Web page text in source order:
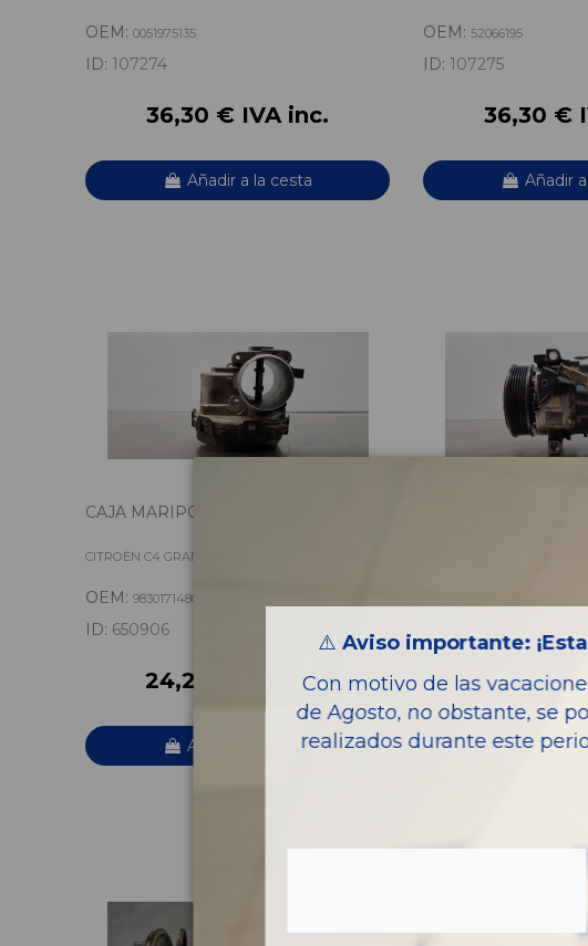
OEM: 0051975135
ID: 107274
36,30 € IVA inc.
Añadir a la cesta
OEM: 52066195
ID: 107275
36,30 €
Añadir
CAJA MARIPOSA 9830171480
CITROËN C4 GRAND PICASSO FEEL
OEM: 9830171480
ID: 650906
24,20 € IVA inc.
Añadir a la cesta
ACONDICIONADO
CITROËN C4 GRAND
48,40 €
Añadir
⚠️ Aviso importante:
Con motivo de las
de Agosto, no obstante, se
realizados durante este